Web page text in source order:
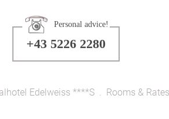
Personal advice!
+43 5226 2280
Edelweiss ****S Rooms & Rates